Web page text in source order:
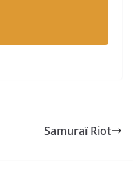
Samuraï Riot